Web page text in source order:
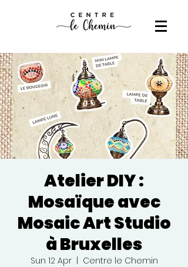
Atelier DIY :
Mosaïque avec
Mosaic Art Studio
à Bruxelles
Sun 12 Apr
  |
Centre le Chemin